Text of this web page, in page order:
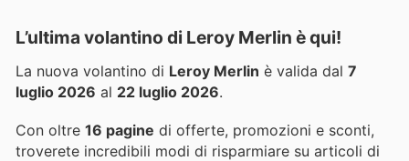
L’ultima volantino di Leroy Merlin è qui!
La nuova volantino di Leroy Merlin è valida dal 7
luglio 2026 al 22 luglio 2026.
Con oltre 16 pagine di offerte, promozioni e sconti,
troverete incredibili modi di risparmiare su articoli di